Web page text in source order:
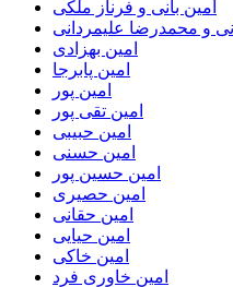
امین بانی و فرناز ملکی
و محمدرضا علیمردانی
امین بهزادی
امین پابرجا
امین پور
امین تقی پور
امین حبیبی
امین حسنی
امین حسین پور
امین حصیری
امین حقانی
امین حیایی
امین خاکی
امین خاوری فرد